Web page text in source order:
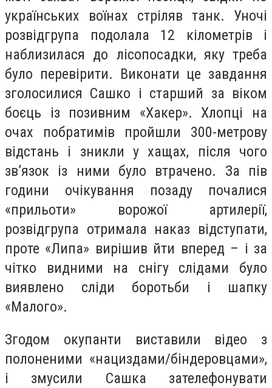
українських воїнах стріляв танк. Уночі
розвідгрупа подолала 12 кілометрів і
наблизилася до лісопосадки, яку треба
було перевірити. Виконати це завдання
зголосилися Сашко і старший за віком
боєць із позивним «Хакер». Хлопці на
очах побратимів пройшли 300-метрову
відстань і зникли у хащах, після чого
зв’язок із ними було втрачено. За пів
години очікування позаду почалися
«прильоти» ворожої артилерії,
розвідгрупа отримала наказ відступати,
проте «Липа» вирішив йти вперед – і за
чітко видними на снігу слідами було
виявлено сліди боротьби і шапку
«Малого».
Згодом окупанти виставили відео з
полоненими «нациздами/біндеровцами»,
і змусили Сашка зателефонувати